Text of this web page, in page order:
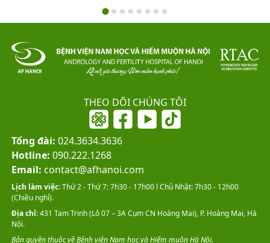
THEO DÕI CHÚNG TÔI
Tổng đài: 024.3634.3636
Hotline: 090.222.1268
Email: contact@afhanoi.com
Lịch làm việc:Thứ 2 - Thứ 7: 7h30 - 17h00 l Chủ Nhật: 7h30 - 12h00
(Chiều nghỉ).
Địa chỉ:431 Tam Trinh (Lô 07 – 3A Cụm CN Hoàng Mai), P. Hoàng Mai, Hà
Nội.
Bản quyền thuộc về Bệnh viện Nam học và Hiếm muộn Hà Nội.